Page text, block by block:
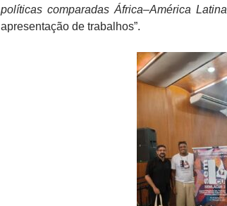
políticas comparadas África–América Latina
apresentação de trabalhos”.